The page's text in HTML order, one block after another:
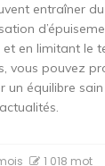
entraîner du
en limitant le
vous pouvez
un équilibre
1 018 mot